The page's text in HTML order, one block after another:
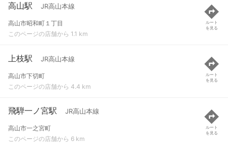
高山駅 JR高山本線
高山市昭和町１丁目
このページの店舗から 1.1 km
ルート
を見る
上枝駅 JR高山本線
高山市下切町
このページの店舗から 4.4 km
ルート
を見る
飛騨一ノ宮駅 JR高山本線
高山市一之宮町
このページの店舗から 6 km
ルート
を見る